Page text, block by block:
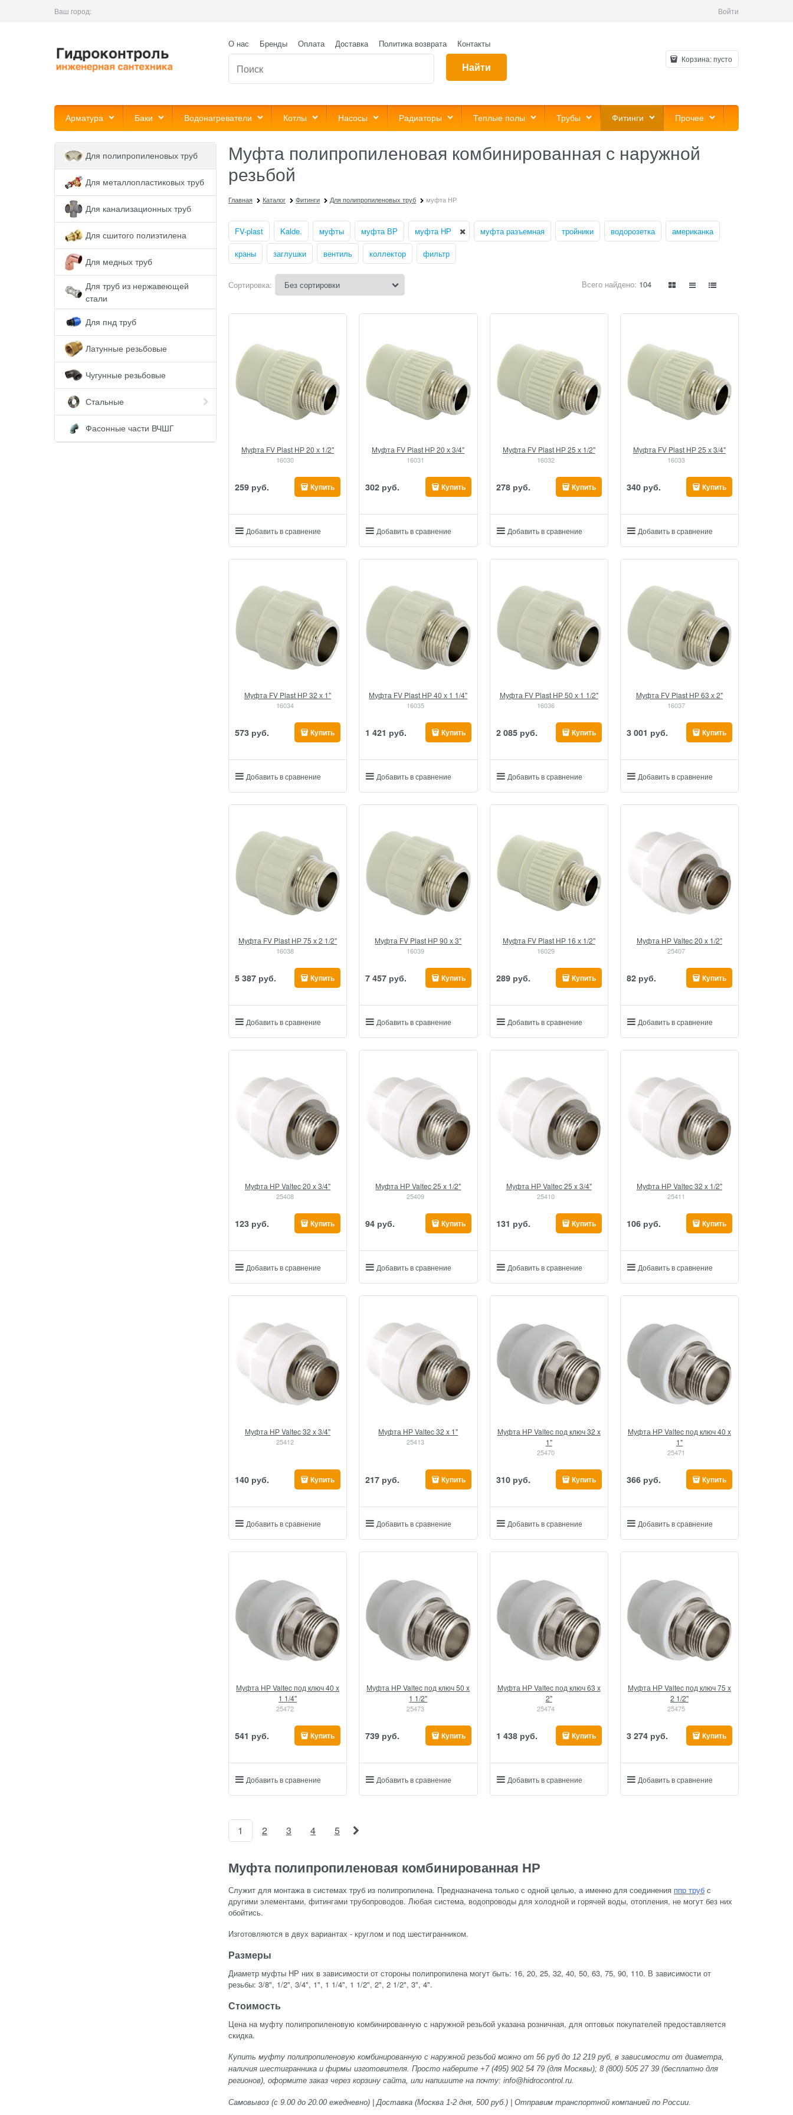
Ваш город: Войти
О нас Бренды Оплата Доставка Политика возврата Контакты
Найти
Корзина:пусто
Арматура Баки Водонагреватели Котлы Насосы Радиаторы Теплые полы Трубы Фитинги Прочее
Для полипропиленовых труб
Для металлопластиковых труб
Для канализационных труб
Для сшитого полиэтилена
Для медных труб
Для труб из нержавеющей
стали
Для пнд труб
Латунные резьбовые
Чугунные резьбовые
Стальные
Фасонные части ВЧШГ
Муфта полипропиленовая комбинированная с наружной
резьбой
Главная Каталог Фитинги Для полипропиленовых труб муфта НР
FV-plast Kalde. муфты муфта ВР муфта НР муфта разъемная тройники водорозетка
американка
краны
заглушки вентиль коллектор фильтр
Сортировка: Всего найдено: 104
Муфта FV Plast НР 20 х 1/2"
16030
259 руб. Купить
Добавить в сравнение
Муфта FV Plast НР 20 х 3/4"
16031
302 руб. Купить
Добавить в сравнение
Муфта FV Plast НР 25 х 1/2"
16032
278 руб. Купить
Добавить в сравнение
Муфта FV Plast НР 25 х 3/4"
16033
340 руб. Купить
Добавить в сравнение
Муфта FV Plast НР 32 х 1"
16034
573 руб. Купить
Добавить в сравнение
Муфта FV Plast НР 40 х 1 1/4"
16035
1 421 руб. Купить
Добавить в сравнение
Муфта FV Plast НР 50 х 1 1/2"
16036
2 085 руб. Купить
Добавить в сравнение
Муфта FV Plast НР 63 х 2"
16037
3 001 руб. Купить
Добавить в сравнение
Муфта FV Plast НР 75 х 2 1/2"
16038
5 387 руб. Купить
Добавить в сравнение
Муфта FV Plast НР 90 х 3"
16039
7 457 руб. Купить
Добавить в сравнение
Муфта FV Plast НР 16 х 1/2"
16029
289 руб. Купить
Добавить в сравнение
Муфта НР Valtec 20 x 1/2"
25407
82 руб. Купить
Добавить в сравнение
Муфта НР Valtec 20 x 3/4"
25408
123 руб. Купить
Добавить в сравнение
Муфта НР Valtec 25 x 1/2"
25409
94 руб. Купить
Добавить в сравнение
Муфта НР Valtec 25 x 3/4"
25410
131 руб. Купить
Добавить в сравнение
Муфта НР Valtec 32 x 1/2"
25411
106 руб. Купить
Добавить в сравнение
Муфта НР Valtec 32 x 3/4"
25412
140 руб. Купить
Добавить в сравнение
Муфта НР Valtec 32 x 1"
25413
217 руб. Купить
Добавить в сравнение
Муфта НР Valtec под ключ 32 x
1"
25470
310 руб. Купить
Добавить в сравнение
Муфта НР Valtec под ключ 40 x
1"
25471
366 руб. Купить
Добавить в сравнение
Муфта НР Valtec под ключ 40 x
1 1/4"
25472
541 руб. Купить
Добавить в сравнение
Муфта НР Valtec под ключ 50 x
1 1/2"
25473
739 руб. Купить
Добавить в сравнение
Муфта НР Valtec под ключ 63 x
2"
25474
1 438 руб. Купить
Добавить в сравнение
Муфта НР Valtec под ключ 75 x
2 1/2"
25475
3 274 руб. Купить
Добавить в сравнение
1 2 3 4 5
Муфта полипропиленовая комбинированная НР
Служит для монтажа в системах труб из полипропилена. Предназначена только с одной целью, а именно для соединения ппр труб с
другими элементами, фитингами трубопроводов. Любая система, водопроводы для холодной и горячей воды, отопления, не могут без них
обойтись.
Изготовляются в двух вариантах - круглом и под шестигранником.
Размеры
Диаметр муфты НР них в зависимости от стороны полипропилена могут быть: 16, 20, 25, 32, 40, 50, 63, 75, 90, 110. В зависимости от
резьбы: 3/8", 1/2", 3/4", 1", 1 1/4", 1 1/2", 2", 2 1/2", 3", 4".
Стоимость
Цена на муфту полипропиленовую комбинированную с наружной резьбой указана розничная, для оптовых покупателей предоставляется
скидка.
Купить муфту полипропиленовую комбинированную с наружной резьбой можно от 56 руб до 12 219 руб, в зависимости от диаметра,
наличия шестигранника и фирмы изготовителя. Просто наберите +7 (495) 902 54 79 (для Москвы); 8 (800) 505 27 39 (бесплатно для
регионов), оформите заказ через корзину сайта, или напишите на почту: info@hidrocontrol.ru.
Самовывоз (с 9.00 до 20.00 ежедневно) | Доставка (Москва 1-2 дня, 500 руб.) | Отправим транспортной компанией по России.